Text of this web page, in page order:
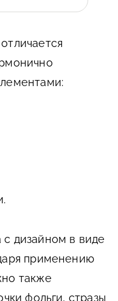
дизайном в виде
применению
также
фольги, стразы